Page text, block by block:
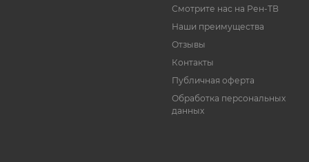
Смотрите нас на Рен-ТВ
Наши преимущества
Отзывы
Контакты
Публичная оферта
Обработка персональных
данных